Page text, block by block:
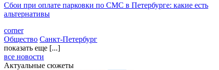
Сбои при оплате парковки по СМС в Петербурге: какие есть
альтернативы
corner
Общество Санкт-Петербург
показать еще [...]
все новости
Актуальные сюжеты